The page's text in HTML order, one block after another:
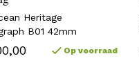
Heritage
B01 42mm
Op voorraad